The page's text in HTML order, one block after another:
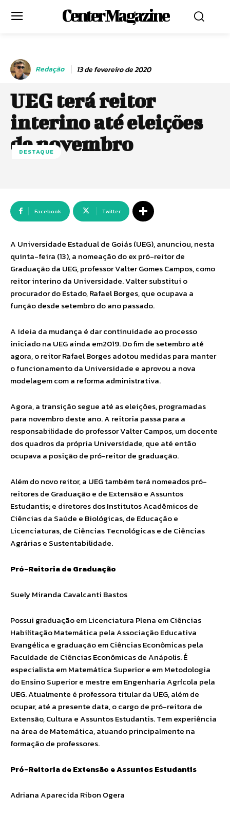
Center Magazine
Redação 13 de fevereiro de 2020
UEG terá reitor
interino até eleições
de novembro
DESTAQUE
Facebook Twitter
A Universidade Estadual de Goiás (UEG), anunciou, nesta
quinta-feira (13), a nomeação do ex pró-reitor de
Graduação da UEG, professor Valter Gomes Campos, como
reitor interino da Universidade. Valter substitui o
procurador do Estado, Rafael Borges, que ocupava a
função desde setembro do ano passado.
A ideia da mudança é dar continuidade ao processo
iniciado na UEG ainda em2019. Do fim de setembro até
agora, o reitor Rafael Borges adotou medidas para manter
o funcionamento da Universidade e aprovou a nova
modelagem com a reforma administrativa.
Agora, a transição segue até as eleições, programadas
para novembro deste ano. A reitoria passa para a
responsabilidade do professor Valter Campos, um docente
dos quadros da própria Universidade, que até então
ocupava a posição de pró-reitor de graduação.
Além do novo reitor, a UEG também terá nomeados pró-
reitores de Graduação e de Extensão e Assuntos
Estudantis; e diretores dos Institutos Acadêmicos de
Ciências da Saúde e Biológicas, de Educação e
Licenciaturas, de Ciências Tecnológicas e de Ciências
Agrárias e Sustentabilidade.
Pró-Reitoria de Graduação
Suely Miranda Cavalcanti Bastos
Possui graduação em Licenciatura Plena em Ciências
Habilitação Matemática pela Associação Educativa
Evangélica e graduação em Ciências Econômicas pela
Faculdade de Ciências Econômicas de Anápolis. É
especialista em Matemática Superior e em Metodologia
do Ensino Superior e mestre em Engenharia Agrícola pela
UEG. Atualmente é professora titular da UEG, além de
ocupar, até a presente data, o cargo de pró-reitora de
Extensão, Cultura e Assuntos Estudantis. Tem experiência
na área de Matemática, atuando principalmente na
formação de professores.
Pró-Reitoria de Extensão e Assuntos Estudantis
Adriana Aparecida Ribon Ogera